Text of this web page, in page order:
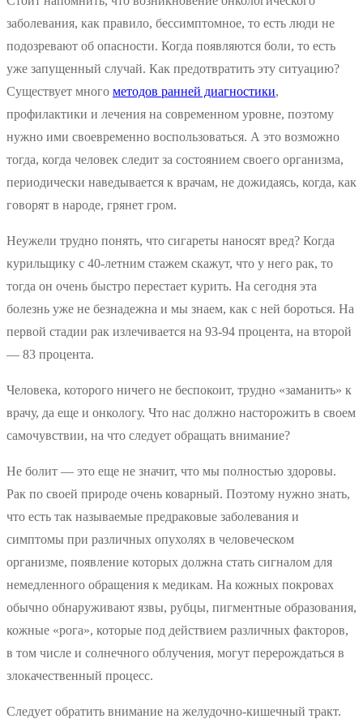
заболевания, как правило, бессимптомное, то есть люди не
подозревают об опасности. Когда появляются боли, то есть
уже запущенный случай. Как предотвратить эту ситуацию?
Существует много методов ранней диагностики,
профилактики и лечения на современном уровне, поэтому
нужно ими своевременно воспользоваться. А это возможно
тогда, когда человек следит за состоянием своего организма,
периодически наведывается к врачам, не дожидаясь, когда, как
говорят в народе, грянет гром.
Неужели трудно понять, что сигареты наносят вред? Когда
курильщику с 40-летним стажем скажут, что у него рак, то
тогда он очень быстро перестает курить. На сегодня эта
болезнь уже не безнадежна и мы знаем, как с ней бороться. На
первой стадии рак излечивается на 93-94 процента, на второй
— 83 процента.
Человека, которого ничего не беспокоит, трудно «заманить» к
врачу, да еще и онкологу. Что нас должно насторожить в своем
самочувствии, на что следует обращать внимание?
Не болит — это еще не значит, что мы полностью здоровы.
Рак по своей природе очень коварный. Поэтому нужно знать,
что есть так называемые предраковые заболевания и
симптомы при различных опухолях в человеческом
организме, появление которых должна стать сигналом для
немедленного обращения к медикам. На кожных покровах
обычно обнаруживают язвы, рубцы, пигментные образования,
кожные «рога», которые под действием различных факторов,
в том числе и солнечного облучения, могут перерождаться в
злокачественный процесс.
Следует обратить внимание на желудочно-кишечный тракт.